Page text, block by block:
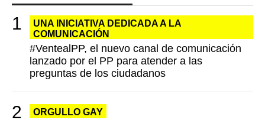
UNA INICIATIVA DEDICADA A LA
COMUNICACIÓN
#VentealPP, el nuevo canal de comunicación
lanzado por el PP para atender a las
preguntas de los ciudadanos
ORGULLO GAY